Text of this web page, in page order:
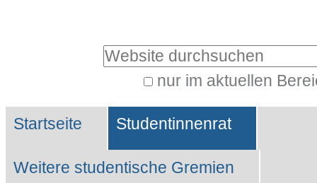
Website durchsuchen
nur im aktuellen
Suche…
Sektionen
Startseite Studentinnenrat
Weitere studentische Gremien